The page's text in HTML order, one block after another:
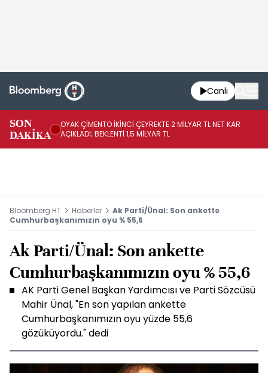
Canlı
SON
DAKİKA
OYAK ÇİMENTO İKİNCİ ÇEYREKTE 2 MİLYAR TL NET KAR
AÇIKLADI; BEKLENTİ 1,5 MİLYAR TL
Bloomberg HT Haberler
Ak Parti/Ünal: Son ankette
Cumhurbaşkanımızın oyu % 55,6
Ak Parti/Ünal: Son ankette
Cumhurbaşkanımızın oyu % 55,6
AK Parti Genel Başkan Yardımcısı ve Parti Sözcüsü
Mahir Ünal, "En son yapılan ankette
Cumhurbaşkanımızın oyu yüzde 55,6
gözüküyordu." dedi